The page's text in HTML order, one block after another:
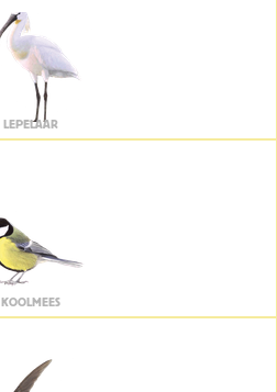
LEPELAAR
KOOLMEES